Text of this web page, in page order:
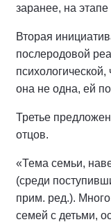
заранее, на этапе
Вторая
послеродовой
она не одна, ей
Третье
отцов.
«Тема семьи,
(среди
прим. ред.).
семей с детьми,